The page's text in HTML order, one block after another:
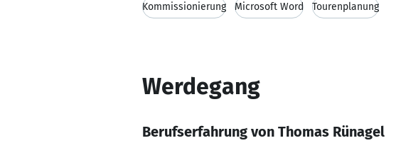
Kommissionierung Microsoft Word Tourenplanung
Werdegang
Berufserfahrung von Thomas Rünagel